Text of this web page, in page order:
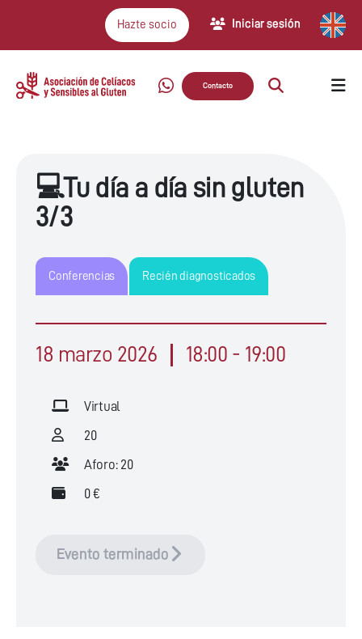
Hazte socio Iniciar sesión
Contacto
💻Tu día a día sin gluten
3/3
Conferencias Recién diagnosticados
18 marzo 2026 18:00 - 19:00
Virtual
20
Aforo: 20
0 €
Evento terminado